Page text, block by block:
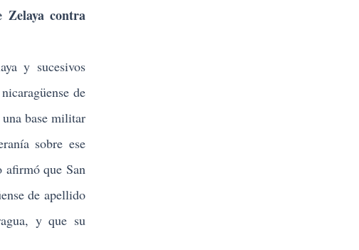
contra
y sucesivos
de
base militar
sobre ese
afirmó que San
de apellido
y que su